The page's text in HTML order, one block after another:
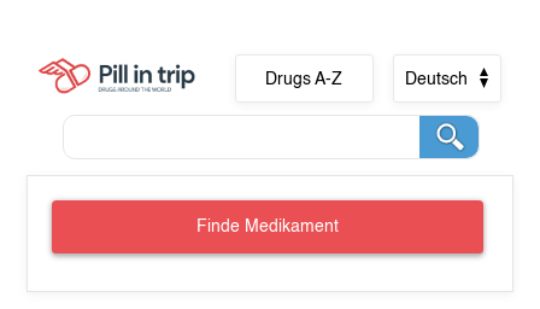
Drugs A-Z Deutsch
Finde Medikament